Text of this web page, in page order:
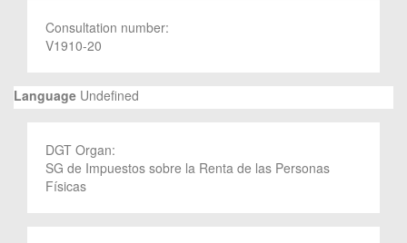
Consultation number:
V1910-20
Language Undefined
DGT Organ:
SG de Impuestos sobre la Renta de las Personas
Físicas